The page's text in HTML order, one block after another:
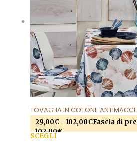
TOVAGLIA IN COTONE
29,00€ - 102,00€Fascia di
102,00€
SCEGLI